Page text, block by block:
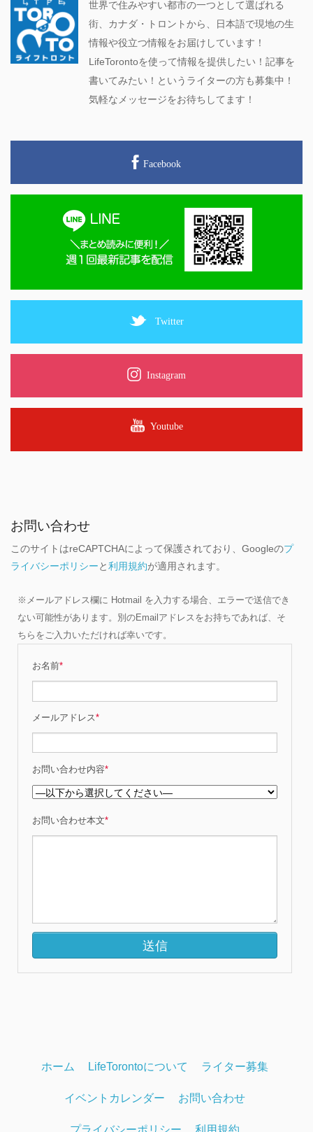
世界で住みやすい都市の一つとして選ばれる
街、カナダ・トロントから、日本語で現地の生
情報や役立つ情報をお届けしています！
LifeTorontoを使って情報を提供したい！記事を
書いてみたい！というライターの方も募集中！
気軽なメッセージをお待ちしてます！
Facebook
Twitter
Instagram
Youtube
お問い合わせ
このサイトはreCAPTCHAによって保護されており、Googleのプ
ライバシーポリシーと利用規約が適用されます。
※メールアドレス欄に Hotmail を入力する場合、エラーで送信でき
ない可能性があります。別のEmailアドレスをお持ちであれば、そ
ちらをご入力いただければ幸いです。
お名前*
メールアドレス*
お問い合わせ内容*
お問い合わせ本文*
ホーム LifeTorontoについて ライター募集
イベントカレンダー お問い合わせ
プライバシーポリシー 利用規約